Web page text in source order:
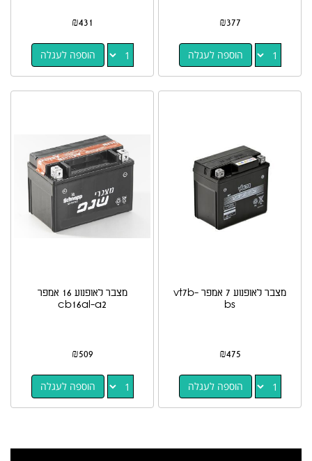
₪377
הוספה לעגלה
₪431
הוספה לעגלה
מצבר לאופנוע 7 אמפר vt7b-
bs
₪475
הוספה לעגלה
מצבר לאופנוע 16 אמפר
cb16al-a2
₪509
הוספה לעגלה